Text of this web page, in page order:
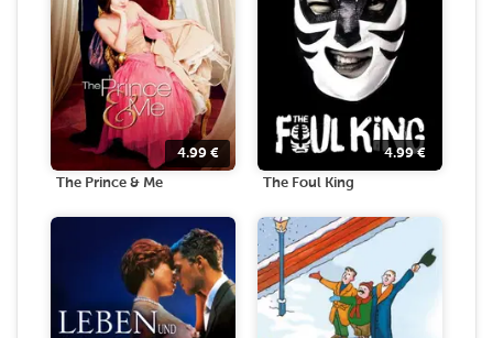
4.99 €
The Prince & Me
4.99€
The Foul King